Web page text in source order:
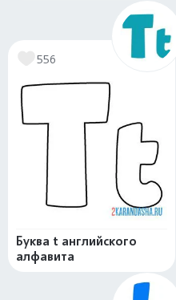
556
Буква t английского
алфавита